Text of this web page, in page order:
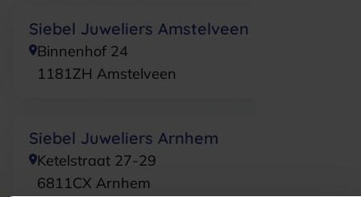
Siebel Juweliers Amstelveen
Binnenhof 24
1181ZH Amstelveen
Siebel Juweliers Arnhem
Ketelstraat 27-29
6811CX Arnhem